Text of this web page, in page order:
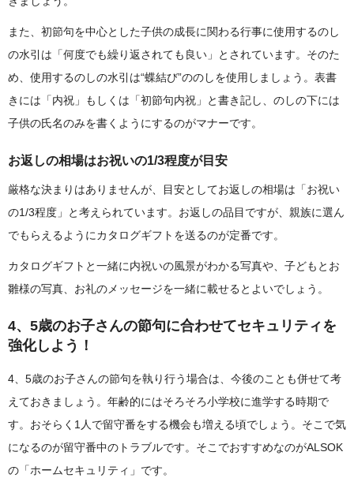
また、初節句を中心とした子供の成長に関わる行事に使用するのし
の水引は「何度でも繰り返されても良い」とされています。そのた
め、使用するのしの水引は“蝶結び”ののしを使用しましょう。表書
きには「内祝」もしくは「初節句内祝」と書き記し、のしの下には
子供の氏名のみを書くようにするのがマナーです。
お返しの相場はお祝いの1/3程度が目安
厳格な決まりはありませんが、目安としてお返しの相場は「お祝い
の1/3程度」と考えられています。お返しの品目ですが、親族に選ん
でもらえるようにカタログギフトを送るのが定番です。
カタログギフトと一緒に内祝いの風景がわかる写真や、子どもとお
雛様の写真、お礼のメッセージを一緒に載せるとよいでしょう。
4、5歳のお子さんの節句に合わせてセキュリティを
強化しよう！
4、5歳のお子さんの節句を執り行う場合は、今後のことも併せて考
えておきましょう。年齢的にはそろそろ小学校に進学する時期で
す。おそらく1人で留守番をする機会も増える頃でしょう。そこで気
になるのが留守番中のトラブルです。そこでおすすめなのがALSOK
の「ホームセキュリティ」です。